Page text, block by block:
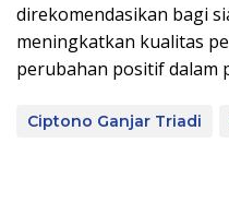
direkomendasikan bagi
meningkatkan kualitas
perubahan positif dalam
Ciptono Ganjar Triadi